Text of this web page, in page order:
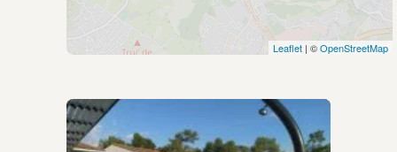
Leaflet | ©OpenStreetMap